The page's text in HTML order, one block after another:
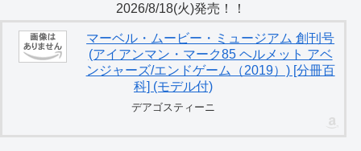
2026/8/18(火)発売！！
マーベル・ムービー・ミュージアム 創刊号
(アイアンマン・マーク85 ヘルメット アベ
ンジャーズ/エンドゲーム（2019）) [分冊百
科] (モデル付)
デアゴスティーニ